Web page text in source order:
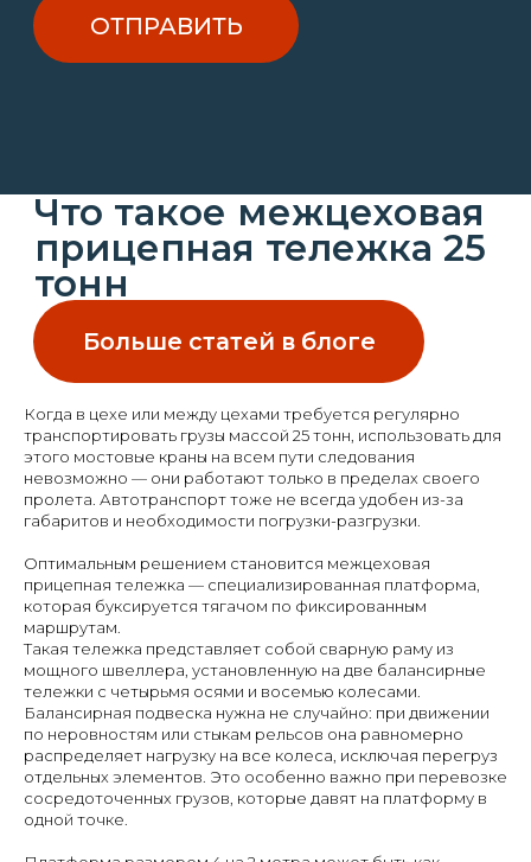
Когда в цехе или между цехами требуется регулярно
транспортировать грузы массой 25 тонн, использовать для
этого мостовые краны на всем пути следования
невозможно — они работают только в пределах своего
пролета. Автотранспорт тоже не всегда удобен из-за
габаритов и необходимости погрузки-разгрузки.
Оптимальным решением становится межцеховая
прицепная тележка — специализированная платформа,
которая буксируется тягачом по фиксированным
маршрутам.
Такая тележка представляет собой сварную раму из
мощного швеллера, установленную на две балансирные
тележки с четырьмя осями и восемью колесами.
Балансирная подвеска нужна не случайно: при движении
по неровностям или стыкам рельсов она равномерно
распределяет нагрузку на все колеса, исключая перегруз
отдельных элементов. Это особенно важно при перевозке
сосредоточенных грузов, которые давят на платформу в
одной точке.